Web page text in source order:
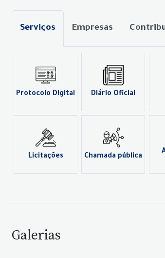
Serviços Empresas
Protocolo Digital Diário Oficial
Licitações Chamada pública
Galerias